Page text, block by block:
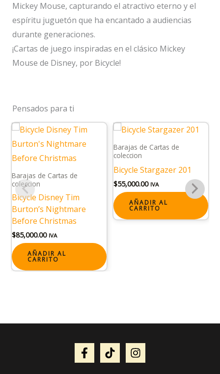
Mickey Mouse, capturando el atractivo eterno y el
espíritu juguetón que ha encantado a audiencias
durante generaciones.
¡Cartas de juego inspiradas en el clásico Mickey
Mouse de Disney, por Bicycle!
Pensados para ti
Barajas de Cartas de
coleccion
Bicycle Disney Tim
Burton’s Nightmare
Before Christmas
$85,000.00 IVA
AÑADIR AL
CARRITO
Barajas de Cartas de
coleccion
Bicycle Stargazer 201
$55,000.00 IVA
AÑADIR AL
CARRITO